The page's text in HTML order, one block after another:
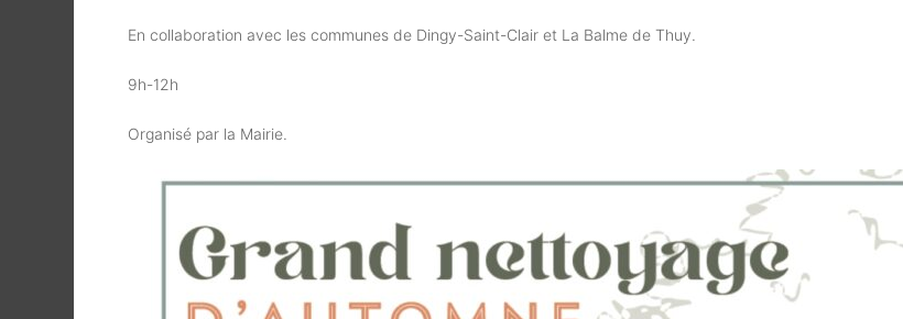
En collaboration avec les communes de Dingy-Saint-Clair et La Balme de Thuy.
9h-12h
Organisé par la Mairie.